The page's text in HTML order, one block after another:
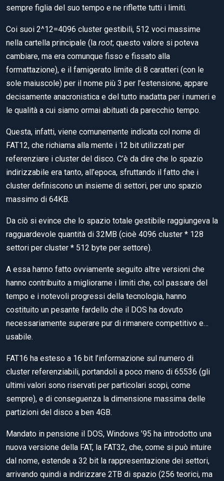
sempre figlia del suo tempo e ne riflette tutti i limiti.
Coi suoi 2^12=4096 cluster gestibili, 512 voci massime
nella cartella principale (la root; questo valore si poteva
cambiare, ma era comunque fisso e fissato alla
formattazione), e il famigerato limite di 8 caratteri (con le
sole maiuscole) per il nome più 3 per l’estensione, appare
decisamente anacronistica e del tutto inadatta per i numeri e
le qualità a cui siamo ormai abituati da parecchio tempo.
Questa, infatti, viene comunemente indicata col nome di
FAT12, che richiama alla mente i 12 bit utilizzati per
referenziare i cluster del disco. C’è da dire che lo spazio
indirizzabile era tanto, all’epoca, sfruttando il fatto che i
cluster definiscono un insieme di settori, per uno spazio
massimo di 64KB.
Da ciò si evince che lo spazio totale gestibile raggiungeva la
ragguardevole quantità di 32MB (cioè 4096 cluster * 128
settori per cluster * 512 byte per settore).
A essa hanno fatto ovviamente seguito altre versioni che
hanno contribuito a migliorarne i limiti che, col passare del
tempo e i notevoli progressi della tecnologia, hanno
costituito un pesante fardello che il DOS ha dovuto
necessariamente superare pur di rimanere competitivo e…
usabile.
FAT16 ha esteso a 16 bit l’informazione sul numero di
cluster referenziabili, portandoli a poco meno di 65536 (gli
ultimi valori sono riservati per particolari scopi, come
sempre), e di conseguenza la dimensione massima delle
partizioni del disco a ben 4GB.
Mandato in pensione il DOS, Windows ’95 ha introdotto una
nuova versione della FAT, la FAT32, che, come si può intuire
dal nome, estende a 32 bit la rappresentazione dei settori,
arrivando quindi a indirizzare 2TB di spazio (256 teorici, ma